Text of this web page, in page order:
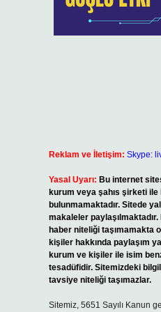
Reklam ve İletişim: Skype:
Yasal Uyarı: Bu internet
kurum veya şahıs şirketi ile
bulunmamaktadır. Sitede
makaleler
haber niteliği taşımamakta
kişiler hakkında paylaşım
kurum ve kişiler ile isim
tesadüfidir. Sitemizdeki
tavsiye niteliği taşımazlar.
Sitemiz, 5651 Sayılı Kanun